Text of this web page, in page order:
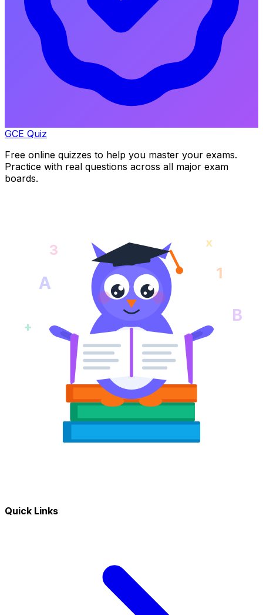
GCE Quiz
Free online quizzes to help you master your exams.
Practice with real questions across all major exam
boards.
A 1
+
B
3 x
Quick Links